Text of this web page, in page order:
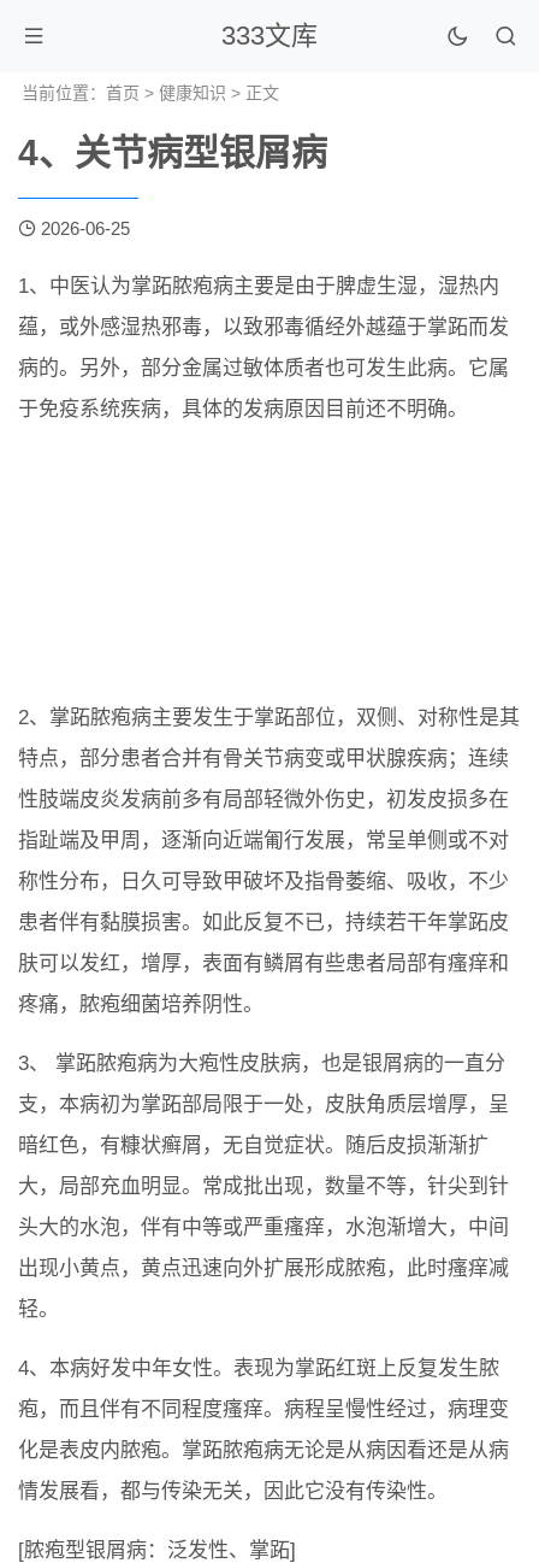
333文库
当前位置： 首页 > 健康知识 > 正文
4、关节病型银屑病
2026-06-25
1、中医认为掌跖脓疱病主要是由于脾虚生湿，湿热内
蕴，或外感湿热邪毒，以致邪毒循经外越蕴于掌跖而发
病的。另外，部分金属过敏体质者也可发生此病。它属
于免疫系统疾病，具体的发病原因目前还不明确。
2、掌跖脓疱病主要发生于掌跖部位，双侧、对称性是其
特点，部分患者合并有骨关节病变或甲状腺疾病；连续
性肢端皮炎发病前多有局部轻微外伤史，初发皮损多在
指趾端及甲周，逐渐向近端匍行发展，常呈单侧或不对
称性分布，日久可导致甲破坏及指骨萎缩、吸收，不少
患者伴有黏膜损害。如此反复不已，持续若干年掌跖皮
肤可以发红，增厚，表面有鳞屑有些患者局部有瘙痒和
疼痛，脓疱细菌培养阴性。
3、 掌跖脓疱病为大疱性皮肤病，也是银屑病的一直分
支，本病初为掌跖部局限于一处，皮肤角质层增厚，呈
暗红色，有糠状癣屑，无自觉症状。随后皮损渐渐扩
大，局部充血明显。常成批出现，数量不等，针尖到针
头大的水泡，伴有中等或严重瘙痒，水泡渐增大，中间
出现小黄点，黄点迅速向外扩展形成脓疱，此时瘙痒减
轻。
4、本病好发中年女性。表现为掌跖红斑上反复发生脓
疱，而且伴有不同程度瘙痒。病程呈慢性经过，病理变
化是表皮内脓疱。掌跖脓疱病无论是从病因看还是从病
情发展看，都与传染无关，因此它没有传染性。
[脓疱型银屑病：泛发性、掌跖]